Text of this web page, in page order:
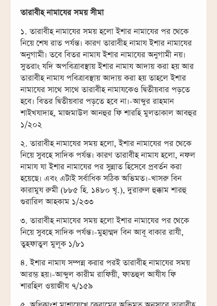
তারাবীহ নামাযের সময় সীমা
১. তারাবীহ নামাযের সময় হলো ইশার নামাযের পর থেকে
নিয়ে শেষ রাত পর্যন্ত। কারণ তারাবীহ নামায ইশার নামাযের
অনুগামী। তবে বিতর নামায ইশার নামাযের অনুগামী নয়।
সুতরাং যদি অপবিত্রাবস্থায় ইশার নামায আদায় করা হয় আর
তারাবীহ নামায পবিত্রাবস্থায় আদায় করা হয় তাহলে ইশার
নামাযের সাথে সাথে তারাবীহ নামাযকেও দ্বিতীয়বার পড়তে
হবে। বিতর দ্বিতীয়বার পড়তে হবে না।-আব্দুর রাহমান
শাইখযাদাহ, মাজমাউল আনহুর ফি শারহি মুলতাকাল আবহুর
১/২০২
২. তারাবীহ নামাযের সময় হলো, ইশার নামাযের পর থেকে
নিয়ে সুবহে সাদিক পর্যন্ত। কারণ তারাবীহ নামায হলো, নফল
নামায যা ইশার নামাযের পর সুন্নাত হিসেবে প্রবর্তন করা
হয়েছে। এবং এটাই সর্বাধিক সঠিক অভিমত।-খাসরু বিন
কারামুয রুমী (৮৮৫ হি. ১৪৮০ খৃ.), দুরারুল হুক্কাম শারহু
গুরারিল আহকাম ১/২৩৩
৩. তারাবীহ নামাযের সময় হলো ইশার নামাযের পর থেকে
নিয়ে সুবহে সাদিক পর্যন্ত।-মুহাম্মদ বিন আবূ বাকার রাযী,
তুহফাতুল মুলূক ১/৮১
৪. ইশার নামায সম্পন্ন করার পরই তারাবীহ নামাযের সময়
আরম্ভ হয়।-আব্দুল কারীম রাফিয়ী, ফাতহুল আযীয ফি
শারহিল ওয়াজীয ৭/১৫৯